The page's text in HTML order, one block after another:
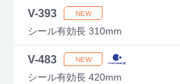
V-393
シール有効長 310mm
V-483
シール有効長 420mm